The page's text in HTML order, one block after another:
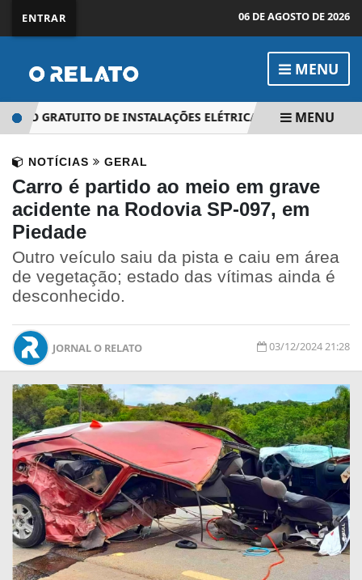
ENTRAR 06 DE AGOSTO DE 2026
MENU
GRATUITO DE INSTALAÇÕES ELÉTRICAS SEGUEM ATÉ 28
MENU
NOTÍCIAS GERAL
Carro é partido ao meio em grave
acidente na Rodovia SP-097, em
Piedade
Outro veículo saiu da pista e caiu em área
de vegetação; estado das vítimas ainda é
desconhecido.
JORNAL O RELATO 03/12/2024 21:28